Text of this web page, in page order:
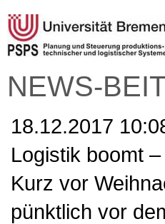
NEWS-
18.12.2017
Logistik boomt
Kurz vor
pünktlich vor